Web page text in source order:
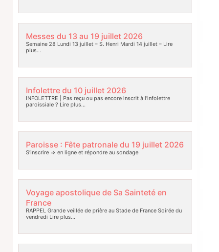
Messes du 13 au 19 juillet 2026
Semaine 28 Lundi 13 juillet – S. Henri Mardi 14 juillet –Lire
plus…
Infolettre du 10 juillet 2026
INFOLETTRE | Pas reçu ou pas encore inscrit à l’infolettre
paroissiale ? Lire plus…
Paroisse : Fête patronale du 19 juillet 2026
S’inscrire => en ligne et répondre au sondage
Voyage apostolique de Sa Sainteté en
France
RAPPEL Grande veillée de prière au Stade de France Soirée du
vendredi Lire plus…